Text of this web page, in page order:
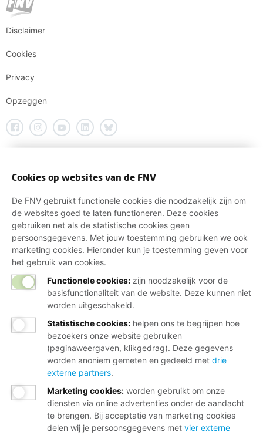
Disclaimer
Cookies
Privacy
Opzeggen
Cookies op websites van de FNV
De FNV gebruikt functionele cookies die noodzakelijk zijn om
de websites goed te laten functioneren. Deze cookies
gebruiken net als de statistische cookies geen
persoonsgegevens. Met jouw toestemming gebruiken we ook
marketing cookies. Hieronder kun je toestemming geven voor
het gebruik van cookies.
Functionele cookies: zijn noodzakelijk voor de
basisfunctionaliteit van de website. Deze kunnen niet
worden uitgeschakeld.
Statistische cookies: helpen ons te begrijpen hoe
bezoekers onze website gebruiken
(paginaweergaven, klikgedrag). Deze gegevens
worden anoniem gemeten en gedeeld met drie
externe partners.
Marketing cookies: worden gebruikt om onze
diensten via online advertenties onder de aandacht
te brengen. Bij acceptatie van marketing cookies
delen wij je persoonsgegevens met vier externe